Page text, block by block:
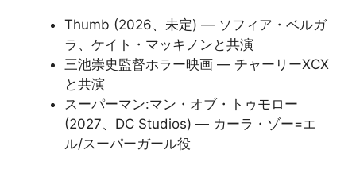
Thumb (2026、未定) — ソフィア・ベルガ
ラ、ケイト・マッキノンと共演
三池崇史監督ホラー映画 — チャーリーXCX
と共演
スーパーマン:マン・オブ・トゥモロー
(2027、DC Studios) — カーラ・ゾー=エ
ル/スーパーガール役